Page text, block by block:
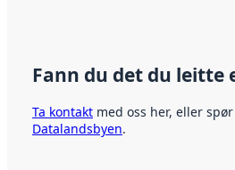
Fann du det du leitte
Ta kontakt med oss her, eller
Datalandsbyen.